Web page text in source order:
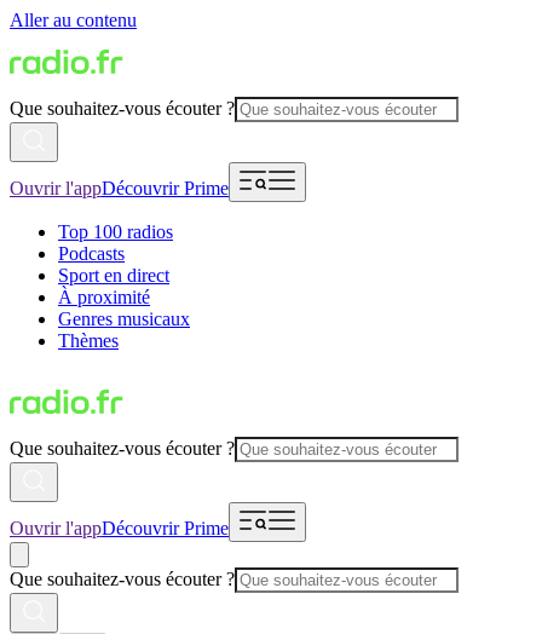
Aller au contenu
Que souhaitez-vous écouter ?
Ouvrir l'appDécouvrir Prime
Top 100 radios
Podcasts
Sport en direct
À proximité
Genres musicaux
Thèmes
Que souhaitez-vous écouter ?
Ouvrir l'appDécouvrir Prime
Que souhaitez-vous écouter ?